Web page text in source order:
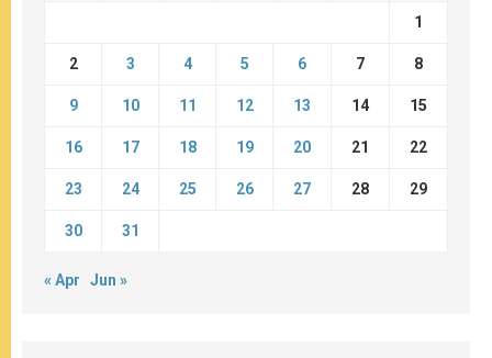
1
2 3 4 5 6 7 8
9 10 11 12 13 14 15
16 17 18 19 20 21 22
23 24 25 26 27 28 29
30 31
« Apr Jun »